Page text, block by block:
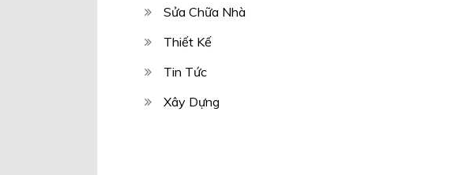
Sửa Chữa Nhà
Thiết Kế
Tin Tức
Xây Dựng